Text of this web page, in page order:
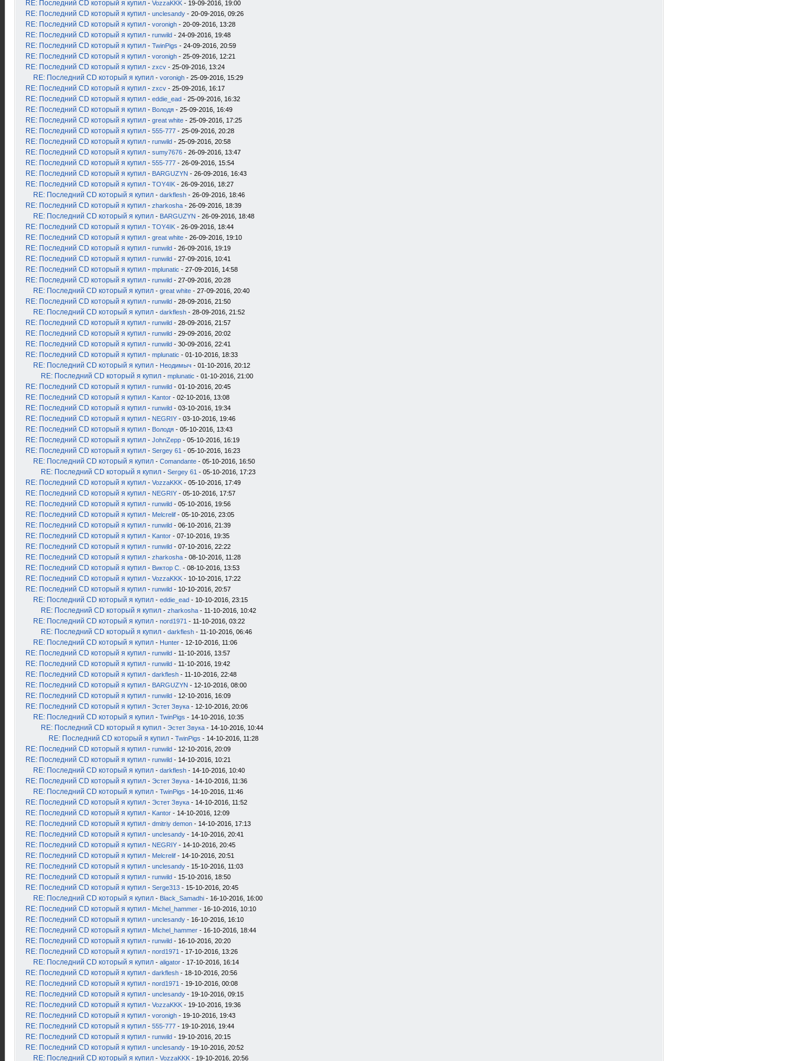
RE: Последний CD который я купил - VozzaKKK - 19-09-2016, 19:00
RE: Последний CD который я купил - unclesandy - 20-09-2016, 09:26
RE: Последний CD который я купил - voronigh - 20-09-2016, 13:28
RE: Последний CD который я купил - runwild - 24-09-2016, 19:48
RE: Последний CD который я купил - TwinPigs - 24-09-2016, 20:59
RE: Последний CD который я купил - voronigh - 25-09-2016, 12:21
RE: Последний CD который я купил - zxcv - 25-09-2016, 13:24
RE: Последний CD который я купил - voronigh - 25-09-2016, 15:29
RE: Последний CD который я купил - zxcv - 25-09-2016, 16:17
RE: Последний CD который я купил - eddie_ead - 25-09-2016, 16:32
RE: Последний CD который я купил - Володя - 25-09-2016, 16:49
RE: Последний CD который я купил - great white - 25-09-2016, 17:25
RE: Последний CD который я купил - 555-777 - 25-09-2016, 20:28
RE: Последний CD который я купил - runwild - 25-09-2016, 20:58
RE: Последний CD который я купил - sumy7676 - 26-09-2016, 13:47
RE: Последний CD который я купил - 555-777 - 26-09-2016, 15:54
RE: Последний CD который я купил - BARGUZYN - 26-09-2016, 16:43
RE: Последний CD который я купил - TOY4IK - 26-09-2016, 18:27
RE: Последний CD который я купил - darkflesh - 26-09-2016, 18:46
RE: Последний CD который я купил - zharkosha - 26-09-2016, 18:39
RE: Последний CD который я купил - BARGUZYN - 26-09-2016, 18:48
RE: Последний CD который я купил - TOY4IK - 26-09-2016, 18:44
RE: Последний CD который я купил - great white - 26-09-2016, 19:10
RE: Последний CD который я купил - runwild - 26-09-2016, 19:19
RE: Последний CD который я купил - runwild - 27-09-2016, 10:41
RE: Последний CD который я купил - mplunatic - 27-09-2016, 14:58
RE: Последний CD который я купил - runwild - 27-09-2016, 20:28
RE: Последний CD который я купил - great white - 27-09-2016, 20:40
RE: Последний CD который я купил - runwild - 28-09-2016, 21:50
RE: Последний CD который я купил - darkflesh - 28-09-2016, 21:52
RE: Последний CD который я купил - runwild - 28-09-2016, 21:57
RE: Последний CD который я купил - runwild - 29-09-2016, 20:02
RE: Последний CD который я купил - runwild - 30-09-2016, 22:41
RE: Последний CD который я купил - mplunatic - 01-10-2016, 18:33
RE: Последний CD который я купил - Неодимыч - 01-10-2016, 20:12
RE: Последний CD который я купил - mplunatic - 01-10-2016, 21:00
RE: Последний CD который я купил - runwild - 01-10-2016, 20:45
RE: Последний CD который я купил - Kantor - 02-10-2016, 13:08
RE: Последний CD который я купил - runwild - 03-10-2016, 19:34
RE: Последний CD который я купил - NEGRIY - 03-10-2016, 19:46
RE: Последний CD который я купил - Володя - 05-10-2016, 13:43
RE: Последний CD который я купил - JohnZepp - 05-10-2016, 16:19
RE: Последний CD который я купил - Sergey 61 - 05-10-2016, 16:23
RE: Последний CD который я купил - Comandante - 05-10-2016, 16:50
RE: Последний CD который я купил - Sergey 61 - 05-10-2016, 17:23
RE: Последний CD который я купил - VozzaKKK - 05-10-2016, 17:49
RE: Последний CD который я купил - NEGRIY - 05-10-2016, 17:57
RE: Последний CD который я купил - runwild - 05-10-2016, 19:56
RE: Последний CD который я купил - Melcrelif - 05-10-2016, 23:05
RE: Последний CD который я купил - runwild - 06-10-2016, 21:39
RE: Последний CD который я купил - Kantor - 07-10-2016, 19:35
RE: Последний CD который я купил - runwild - 07-10-2016, 22:22
RE: Последний CD который я купил - zharkosha - 08-10-2016, 11:28
RE: Последний CD который я купил - Виктор С. - 08-10-2016, 13:53
RE: Последний CD который я купил - VozzaKKK - 10-10-2016, 17:22
RE: Последний CD который я купил - runwild - 10-10-2016, 20:57
RE: Последний CD который я купил - eddie_ead - 10-10-2016, 23:15
RE: Последний CD который я купил - zharkosha - 11-10-2016, 10:42
RE: Последний CD который я купил - nord1971 - 11-10-2016, 03:22
RE: Последний CD который я купил - darkflesh - 11-10-2016, 06:46
RE: Последний CD который я купил - Hunter - 12-10-2016, 11:06
RE: Последний CD который я купил - runwild - 11-10-2016, 13:57
RE: Последний CD который я купил - runwild - 11-10-2016, 19:42
RE: Последний CD который я купил - darkflesh - 11-10-2016, 22:48
RE: Последний CD который я купил - BARGUZYN - 12-10-2016, 08:00
RE: Последний CD который я купил - runwild - 12-10-2016, 16:09
RE: Последний CD который я купил - Эстет Звука - 12-10-2016, 20:06
RE: Последний CD который я купил - TwinPigs - 14-10-2016, 10:35
RE: Последний CD который я купил - Эстет Звука - 14-10-2016, 10:44
RE: Последний CD который я купил - TwinPigs - 14-10-2016, 11:28
RE: Последний CD который я купил - runwild - 12-10-2016, 20:09
RE: Последний CD который я купил - runwild - 14-10-2016, 10:21
RE: Последний CD который я купил - darkflesh - 14-10-2016, 10:40
RE: Последний CD который я купил - Эстет Звука - 14-10-2016, 11:36
RE: Последний CD который я купил - TwinPigs - 14-10-2016, 11:46
RE: Последний CD который я купил - Эстет Звука - 14-10-2016, 11:52
RE: Последний CD который я купил - Kantor - 14-10-2016, 12:09
RE: Последний CD который я купил - dmitriy demon - 14-10-2016, 17:13
RE: Последний CD который я купил - unclesandy - 14-10-2016, 20:41
RE: Последний CD который я купил - NEGRIY - 14-10-2016, 20:45
RE: Последний CD который я купил - Melcrelif - 14-10-2016, 20:51
RE: Последний CD который я купил - unclesandy - 15-10-2016, 11:03
RE: Последний CD который я купил - runwild - 15-10-2016, 18:50
RE: Последний CD который я купил - Serge313 - 15-10-2016, 20:45
RE: Последний CD который я купил - Black_Samadhi - 16-10-2016, 16:00
RE: Последний CD который я купил - Michel_hammer - 16-10-2016, 10:10
RE: Последний CD который я купил - unclesandy - 16-10-2016, 16:10
RE: Последний CD который я купил - Michel_hammer - 16-10-2016, 18:44
RE: Последний CD который я купил - runwild - 16-10-2016, 20:20
RE: Последний CD который я купил - nord1971 - 17-10-2016, 13:26
RE: Последний CD который я купил - aligator - 17-10-2016, 16:14
RE: Последний CD который я купил - darkflesh - 18-10-2016, 20:56
RE: Последний CD который я купил - nord1971 - 19-10-2016, 00:08
RE: Последний CD который я купил - unclesandy - 19-10-2016, 09:15
RE: Последний CD который я купил - VozzaKKK - 19-10-2016, 19:36
RE: Последний CD который я купил - voronigh - 19-10-2016, 19:43
RE: Последний CD который я купил - 555-777 - 19-10-2016, 19:44
RE: Последний CD который я купил - runwild - 19-10-2016, 20:15
RE: Последний CD который я купил - unclesandy - 19-10-2016, 20:52
RE: Последний CD который я купил - VozzaKKK - 19-10-2016, 20:56